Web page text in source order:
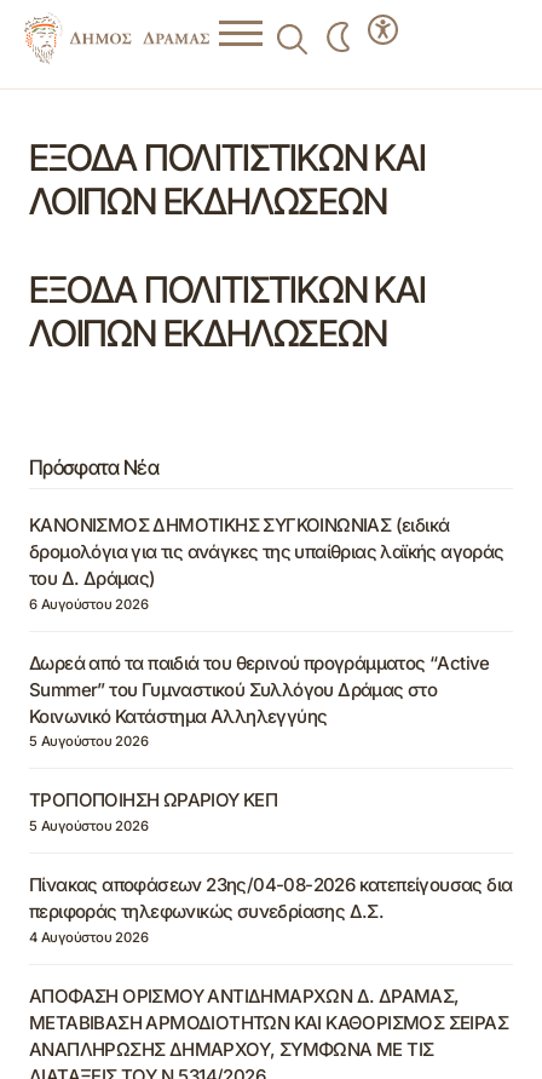
ΕΞΟΔΑ ΠΟΛΙΤΙΣΤΙΚΩΝ ΚΑΙ
ΛΟΙΠΩΝ ΕΚΔΗΛΩΣΕΩΝ
ΕΞΟΔΑ ΠΟΛΙΤΙΣΤΙΚΩΝ ΚΑΙ
ΛΟΙΠΩΝ ΕΚΔΗΛΩΣΕΩΝ
Πρόσφατα Νέα
ΚΑΝΟΝΙΣΜΟΣ ΔΗΜΟΤΙΚΗΣ ΣΥΓΚΟΙΝΩΝΙΑΣ (ειδικά
δρομολόγια για τις ανάγκες της υπαίθριας λαϊκής αγοράς
του Δ. Δράμας)
6 Αυγούστου 2026
Δωρεά από τα παιδιά του θερινού προγράμματος “Active
Summer” του Γυμναστικού Συλλόγου Δράμας στο
Κοινωνικό Κατάστημα Αλληλεγγύης
5 Αυγούστου 2026
ΤΡΟΠΟΠΟΙΗΣΗ ΩΡΑΡΙΟΥ ΚΕΠ
5 Αυγούστου 2026
Πίνακας αποφάσεων 23ης/04-08-2026 κατεπείγουσας δια
περιφοράς τηλεφωνικώς συνεδρίασης Δ.Σ.
4 Αυγούστου 2026
ΑΠΟΦΑΣΗ ΟΡΙΣΜΟΥ ΑΝΤΙΔΗΜΑΡΧΩΝ Δ. ΔΡΑΜΑΣ,
ΜΕΤΑΒΙΒΑΣΗ ΑΡΜΟΔΙΟΤΗΤΩΝ ΚΑΙ ΚΑΘΟΡΙΣΜΟΣ ΣΕΙΡΑΣ
ΑΝΑΠΛΗΡΩΣΗΣ ΔΗΜΑΡΧΟΥ, ΣΥΜΦΩΝΑ ΜΕ ΤΙΣ